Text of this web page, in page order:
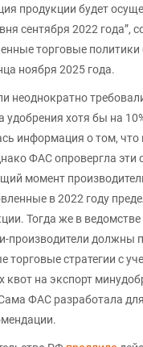
продукции будет
сентября 2022 года”,
торговые политики
ноября 2025 года.
неоднократно
удобрения хотя бы на
информация о том, что
ФАС опровергла эти
момент
в 2022 году
Тогда же в
производители должны
торговые стратегии с
квот на экспорт
ФАС разработала